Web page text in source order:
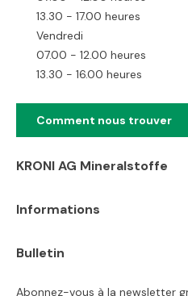
13.30 - 17.00 heures
Vendredi
07.00 - 12.00 heures
13.30 - 16.00 heures
Comment nous trouver
KRONI AG Mineralstoffe
Informations
Bulletin
Abonnez-vous à la newsletter